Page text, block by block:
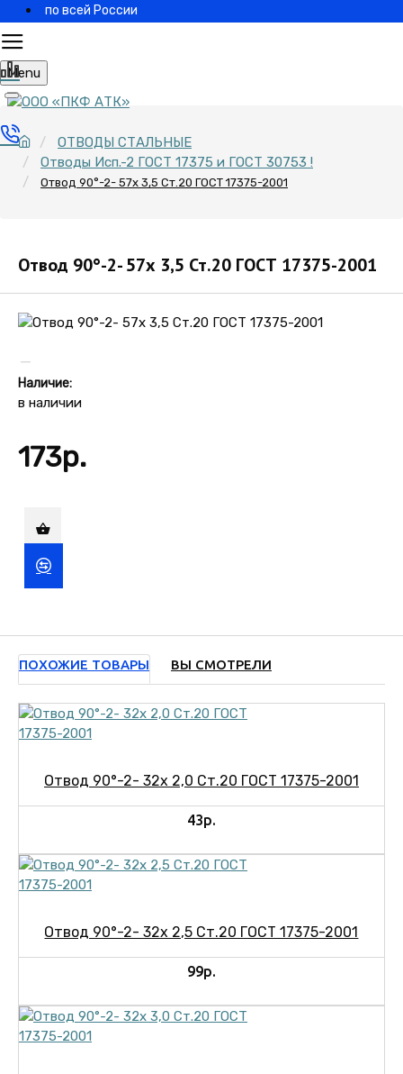
по всей России
Menu
ОТВОДЫ СТАЛЬНЫЕ
Отводы Исп.-2 ГОСТ 17375 и ГОСТ 30753 !
Отвод 90°-2- 57х 3,5 Ст.20 ГОСТ 17375-2001
Отвод 90°-2- 57х 3,5 Ст.20 ГОСТ 17375-2001
Наличие:
в наличии
173р.
ПОХОЖИЕ ТОВАРЫ ВЫ СМОТРЕЛИ
Отвод 90°-2- 32х 2,0 Ст.20 ГОСТ 17375-2001
43р.
Отвод 90°-2- 32х 2,5 Ст.20 ГОСТ 17375-2001
99р.